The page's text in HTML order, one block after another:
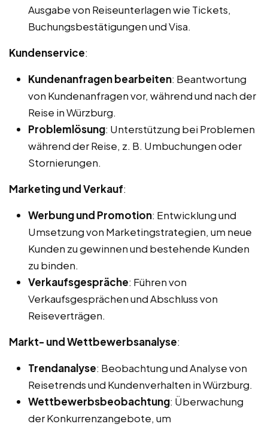
Ausgabe von Reiseunterlagen wie Tickets,
Buchungsbestätigungen und Visa.
Kundenservice:
Kundenanfragen bearbeiten: Beantwortung
von Kundenanfragen vor, während und nach der
Reise in Würzburg.
Problemlösung: Unterstützung bei Problemen
während der Reise, z. B. Umbuchungen oder
Stornierungen.
Marketing und Verkauf:
Werbung und Promotion: Entwicklung und
Umsetzung von Marketingstrategien, um neue
Kunden zu gewinnen und bestehende Kunden
zu binden.
Verkaufsgespräche: Führen von
Verkaufsgesprächen und Abschluss von
Reiseverträgen.
Markt- und Wettbewerbsanalyse:
Trendanalyse: Beobachtung und Analyse von
Reisetrends und Kundenverhalten in Würzburg.
Wettbewerbsbeobachtung: Überwachung
der Konkurrenzangebote, um